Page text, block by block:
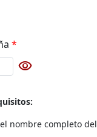
*
visibility de la
nombre completo